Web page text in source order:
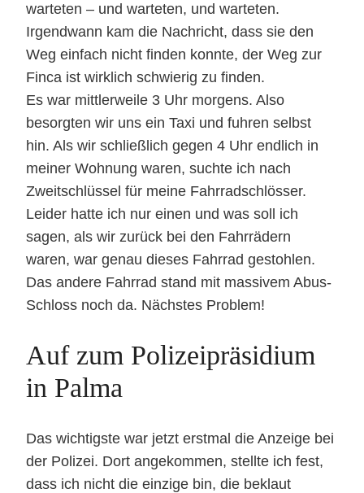
warteten – und warteten, und warteten.
Irgendwann kam die Nachricht, dass sie den
Weg einfach nicht finden konnte, der Weg zur
Finca ist wirklich schwierig zu finden.
Es war mittlerweile 3 Uhr morgens. Also
besorgten wir uns ein Taxi und fuhren selbst
hin. Als wir schließlich gegen 4 Uhr endlich in
meiner Wohnung waren, suchte ich nach
Zweitschlüssel für meine Fahrradschlösser.
Leider hatte ich nur einen und was soll ich
sagen, als wir zurück bei den Fahrrädern
waren, war genau dieses Fahrrad gestohlen.
Das andere Fahrrad stand mit massivem Abus-
Schloss noch da. Nächstes Problem!
Auf zum Polizeipräsidium
in Palma
Das wichtigste war jetzt erstmal die Anzeige bei
der Polizei. Dort angekommen, stellte ich fest,
dass ich nicht die einzige bin, die beklaut